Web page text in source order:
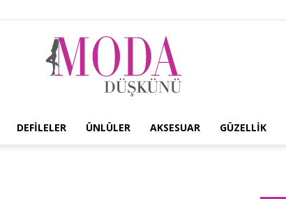
DEFILELER ÜNLÜLER AKSESUAR GÜZELLIK